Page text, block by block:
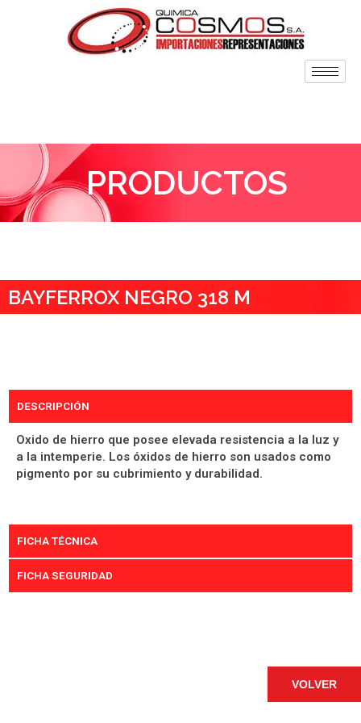
PRODUCTOS
BAYFERROX NEGRO 318 M
DESCRIPCIÓN
Oxido de hierro que posee elevada resistencia a la luz y
a la intemperie. Los óxidos de hierro son usados como
pigmento por su cubrimiento y durabilidad.
FICHA TÉCNICA
FICHA SEGURIDAD
VOLVER